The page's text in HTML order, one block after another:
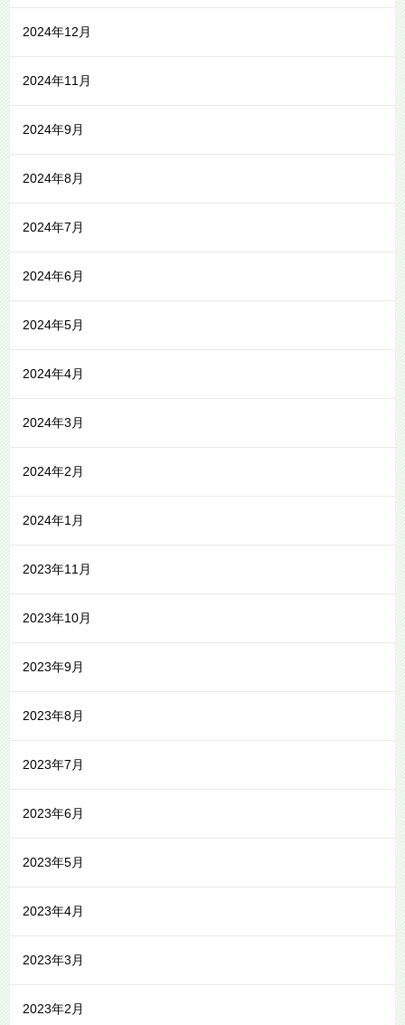
2024年12月
2024年11月
2024年9月
2024年8月
2024年7月
2024年6月
2024年5月
2024年4月
2024年3月
2024年2月
2024年1月
2023年11月
2023年10月
2023年9月
2023年8月
2023年7月
2023年6月
2023年5月
2023年4月
2023年3月
2023年2月